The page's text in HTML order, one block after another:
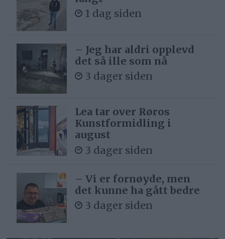
1 dag siden
– Jeg har aldri opplevd
det så ille som nå
3 dager siden
Lea tar over Røros
Kunstformidling i
august
3 dager siden
– Vi er fornøyde, men
det kunne ha gått bedre
3 dager siden